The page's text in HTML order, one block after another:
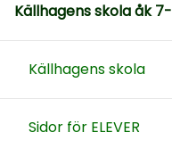
Källhagens skola åk
Källhagens skola
Sidor för ELEVER